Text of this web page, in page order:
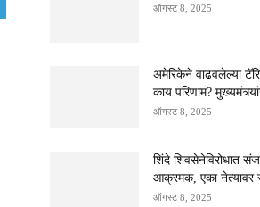
ऑगस्ट 8, 2025
अमेरिकेने वाढवलेल्या
काय परिणाम?
ऑगस्ट 8, 2025
शिंदे शिवसेनेविरोधात
आक्रमक, एका नेत्यावर
ऑगस्ट 8, 2025